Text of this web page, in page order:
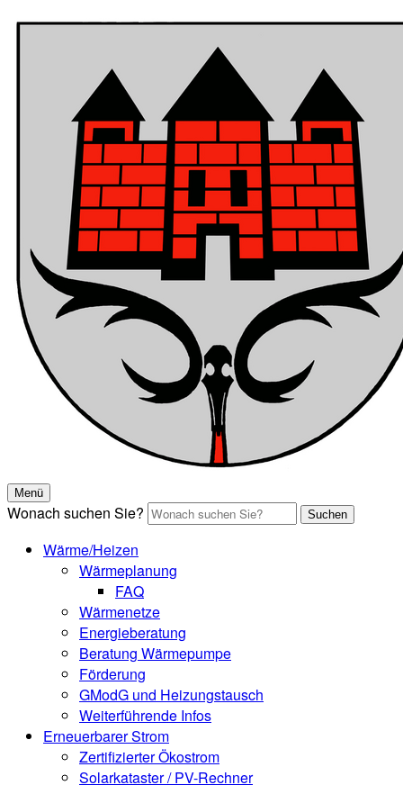
Menü
Wonach suchen Sie? Suchen
Wärme/Heizen
Wärmeplanung
FAQ
Wärmenetze
Energieberatung
Beratung Wärmepumpe
Förderung
GModG und Heizungstausch
Weiterführende Infos
Erneuerbarer Strom
Zertifizierter Ökostrom
Solarkataster / PV-Rechner